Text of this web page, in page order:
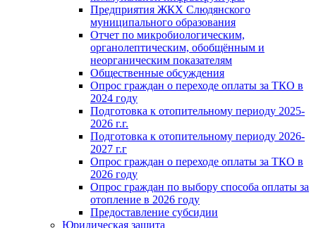
Предприятия ЖКХ Слюдянского
муниципального образования
Отчет по микробиологическим,
органолептическим, обобщённым и
неорганическим показателям
Общественные обсуждения
Опрос граждан о переходе оплаты за ТКО в
2024 году
Подготовка к отопительному периоду 2025-
2026 г.г.
Подготовка к отопительному периоду 2026-
2027 г.г
Опрос граждан о переходе оплаты за ТКО в
2026 году
Опрос граждан по выбору способа оплаты за
отопление в 2026 году
Предоставление субсидии
Юридическая защита